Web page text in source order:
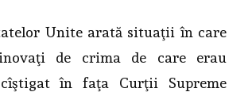
Unite arată situaţii în care
de crima de care erau
în faţa Curţii Supreme